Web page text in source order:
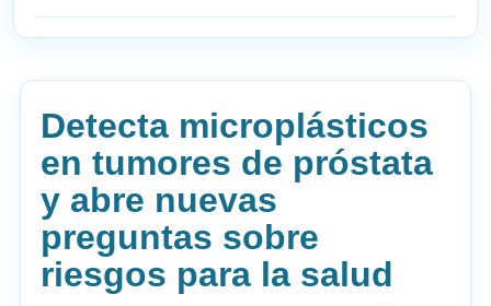
Detecta microplásticos
en tumores de próstata
y abre nuevas
preguntas sobre
riesgos para la salud